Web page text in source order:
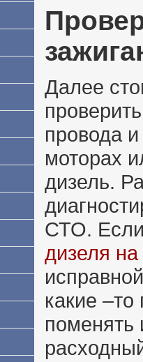
Далее
провода
моторах
дизель.
СТО. Если
дизеля
какие
поменять